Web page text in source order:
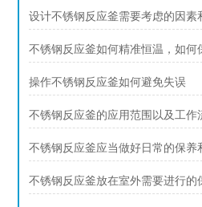
设计不锈钢反应釜需要考虑的因素
不锈钢反应釜如何精准恒温，如何
操作不锈钢反应釜如何避免失误
不锈钢反应釜的应用范围以及工作
不锈钢反应釜应当做好日常的保养
不锈钢反应釜放在室外需要进行的